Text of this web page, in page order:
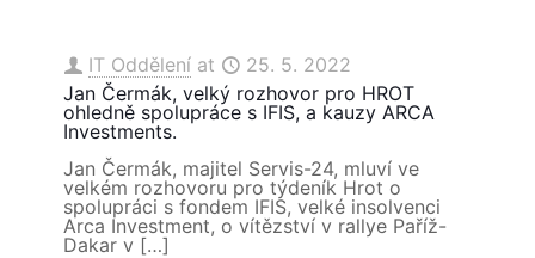
IT Oddělení at
25. 5. 2022
Jan Čermák, velký rozhovor pro HROT
ohledně spolupráce s IFIS, a kauzy ARCA
Investments.
Jan Čermák, majitel Servis-24, mluví ve
velkém rozhovoru pro týdeník Hrot o
spolupráci s fondem IFIS, velké insolvenci
Arca Investment, o vítězství v rallye Paříž-
Dakar v […]